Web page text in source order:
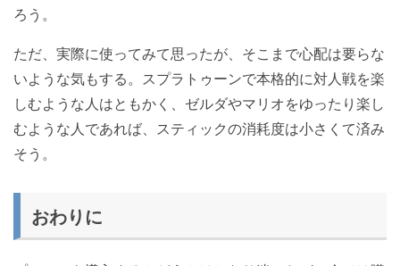
ろう。
ただ、実際に使ってみて思ったが、そこまで心配は要らな
いような気もする。スプラトゥーンで本格的に対人戦を楽
しむような人はともかく、ゼルダやマリオをゆったり楽し
むような人であれば、スティックの消耗度は小さくて済み
そう。
おわりに